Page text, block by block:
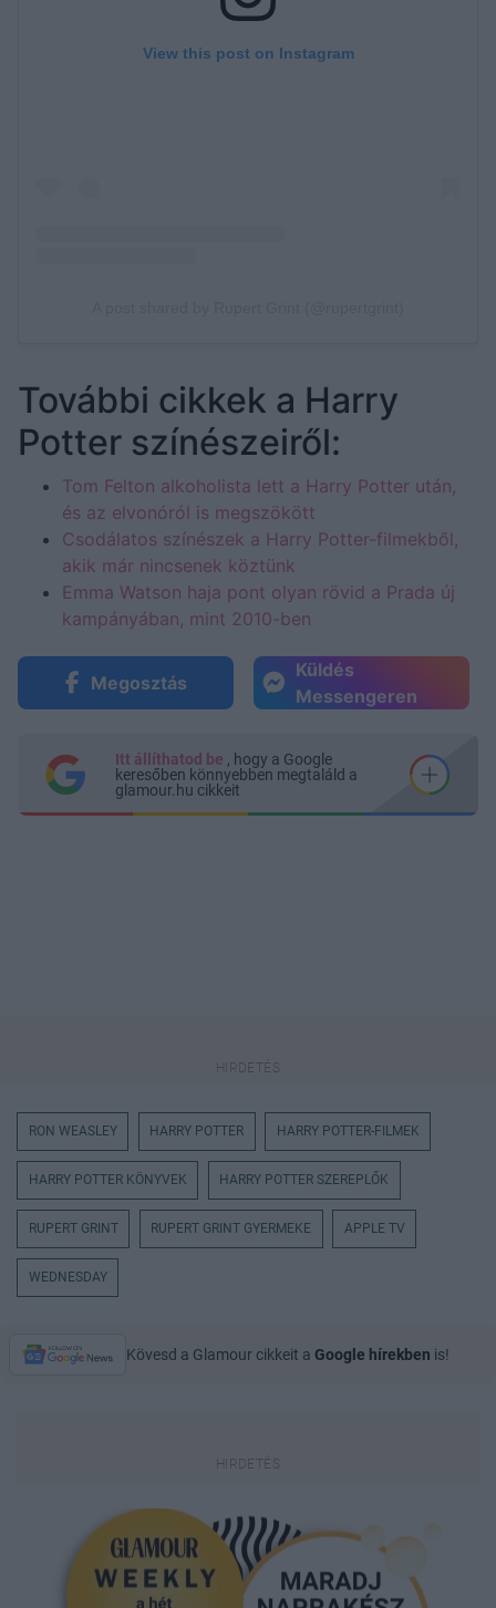
További cikkek a Harry
Potter színészeiről:
Tom Felton alkoholista lett a Harry Potter után,
és az elvonóról is megszökött
Csodálatos színészek a Harry Potter-filmekből,
akik már nincsenek köztünk
Emma Watson haja pont olyan rövid a Prada új
kampányában, mint 2010-ben
Megosztás
Küldés
Messengeren
Itt állíthatod be , hogy a Google
keresőben könnyebben megtaláld a
glamour.hu cikkeit
RON WEASLEY HARRY POTTER HARRY POTTER-FILMEK
HARRY POTTER KÖNYVEK HARRY POTTER SZEREPLŐK
RUPERT GRINT RUPERT GRINT GYERMEKE APPLE TV
WEDNESDAY
Kövesd a Glamour cikkeit a Google hírekben is!